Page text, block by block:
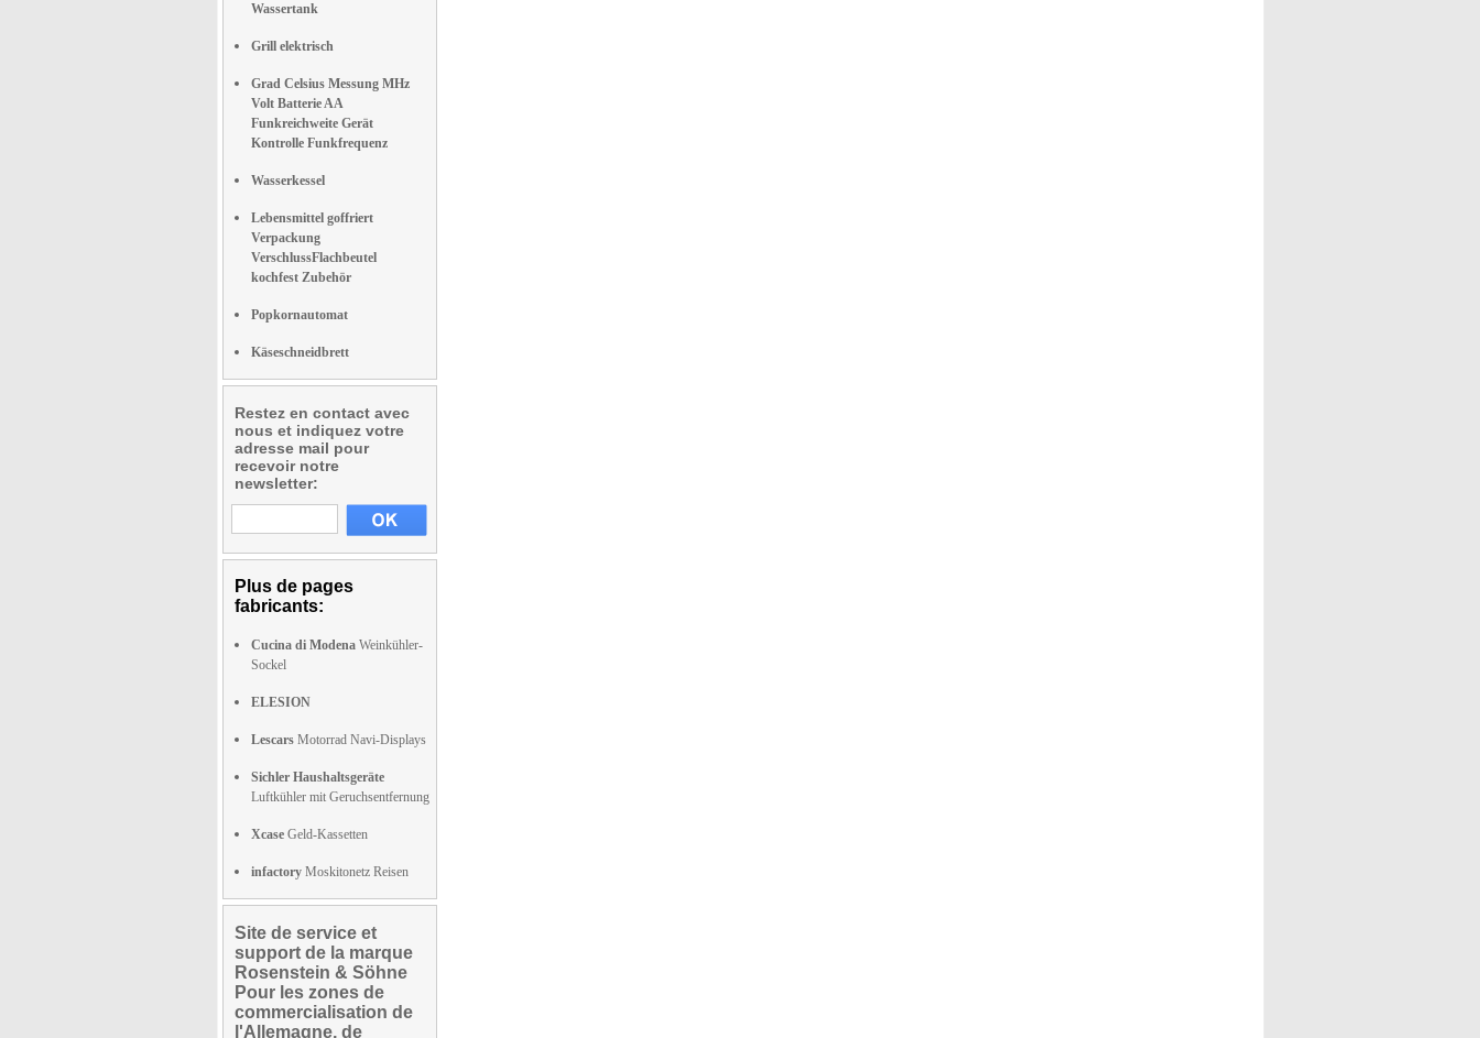
Wassertank
Grill elektrisch
Grad Celsius Messung MHz
Volt Batterie AA
Funkreichweite Gerät
Kontrolle Funkfrequenz
Wasserkessel
Lebensmittel goffriert
Verpackung
VerschlussFlachbeutel
kochfest Zubehör
Popkornautomat
Käseschneidbrett
Restez en contact avec
nous et indiquez votre
adresse mail pour
recevoir notre
newsletter:
Plus de pages
fabricants:
Cucina di Modena Weinkühler-
Sockel
ELESION
Lescars Motorrad Navi-Displays
Sichler Haushaltsgeräte
Luftkühler mit Geruchsentfernung
Xcase Geld-Kassetten
infactory Moskitonetz Reisen
Site de service et
support de la marque
Rosenstein & Söhne
Pour les zones de
commercialisation de
l'Allemagne, de